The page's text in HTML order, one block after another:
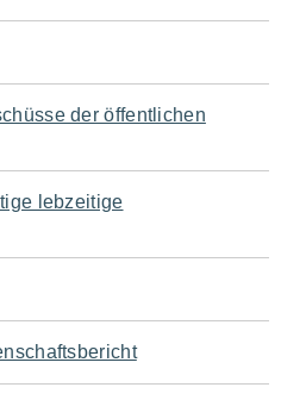
der öffentlichen
lebzeitige